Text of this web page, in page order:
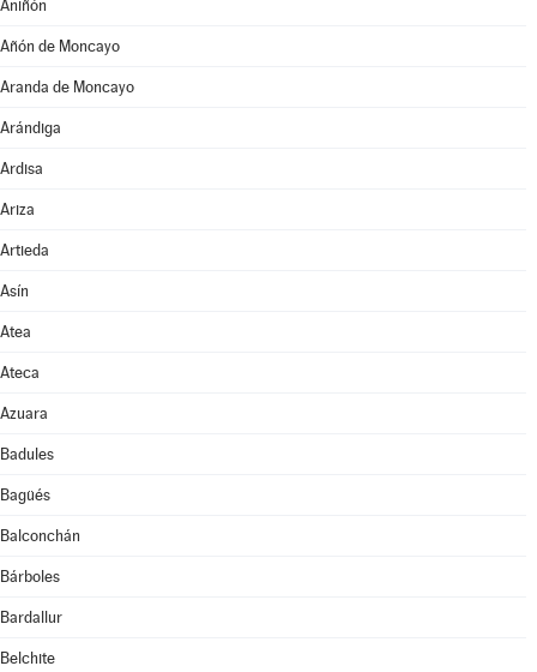
Aniñón
Añón de Moncayo
Aranda de Moncayo
Arándiga
Ardisa
Ariza
Artieda
Asín
Atea
Ateca
Azuara
Badules
Bagüés
Balconchán
Bárboles
Bardallur
Belchite